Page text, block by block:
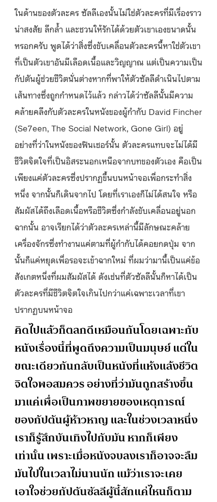
ในด้านของตัวละคร ซัลลีเองนั้นไม่ใช่ตัวละครที่มีเรื่องราว
น่าสงสัย ลึกล้ำ และชวนให้รักได้ด้วยตัวเขาเองขนาดนั้น
หรอกครับ พูดได้ว่าสิ่งซึ่งขับเคลื่อนตัวละครนี้หาใช่ตัวเขา
ที่เป็นตัวเขาอันมีเลือดเนื้อและวิญญาณ แต่เป็นความเป็น
กัปตันผู้ช่วยชีวิตนั่นต่างหากที่พาให้ตัวซัลลีดำเนินไปตาม
เส้นทางซึ่งถูกกำหนดไว้แล้ว กล่าวได้ว่าซัลลีนั้นมีความ
คล้ายคลึงกับตัวละครในหนังของผู้กำกับ David Fincher
(Se7een, The Social Network, Gone Girl) อยู่
อย่างที่ว่าในหนังของฟินเชอร์นั้น ตัวละครแทบจะไม่ได้มี
ชีวิตจิตใจที่เป็นอิสระนอกเหนือจากบทของตัวเอง คือเป็น
เพียงแค่ตัวละครซึ่งปรากฏขึ้นบนหน้าจอเพื่อกระทำสิ่ง
หนึ่ง จากนั้นก็เดินจากไป โดยที่เราเองก็ไม่ได้สนใจ หรือ
สัมผัสได้ถึงเลือดเนื้อหรือชีวิตซึ่งกำลังขับเคลื่อนอยู่นอก
ฉากนั้น อาจเรียกได้ว่าตัวละครเหล่านี้มีลักษณะคล้าย
เครื่องจักรซึ่งทำงานแค่ตามที่ผู้กำกับได้คอยกดปุ่ม จาก
นั้นก็แค่หยุดเพื่อรอจะเข้าฉากใหม่ ที่ผมว่ามานี้เป็นแค่ข้อ
สังเกตหนึ่งที่ผมสัมผัสได้ ดังเช่นที่ตัวซัลลีนั้นก็หาได้เป็น
ตัวละครที่มีชีวิตจิตใจเกินไปกว่าแค่เฉพาะเวลาที่เขา
ปรากฏบนหน้าจอ
คิดไปแล้วก็ตลกดีเหมือนกันโดยเฉพาะกับ
หนังเรื่องนี้ที่พูดถึงความเป็นมนุษย์ แต่ใน
ขณะเดียวกันกลับเป็นหนังที่แห้งแล้งชีวิต
จิตใจพอสมควร อย่างที่ว่ามันถูกสร้างขึ้น
มาแค่เพื่อเป็นภาพขยายของเหตุการณ์
ของกัปตันผู้ห้าวหาญ และในช่วงเวลาหนึ่ง
เราก็รู้สึกบันเทิงไปกับมัน หากก็เพียง
เท่านั้น เพราะเมื่อหนังจบลงเราก็อาจจะลืม
มันไปในเวลาไม่นานนัก แม้ว่าเราจะเคย
เอาใจช่วยกัปตันซัลลีผู้นี้สักแค่ไหนก็ตาม